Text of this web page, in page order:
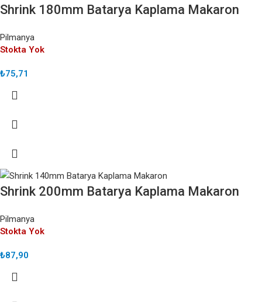
Shrink 180mm Batarya Kaplama Makaron
Pilmanya
Stokta Yok
₺75,71
Shrink 200mm Batarya Kaplama Makaron
Pilmanya
Stokta Yok
₺87,90